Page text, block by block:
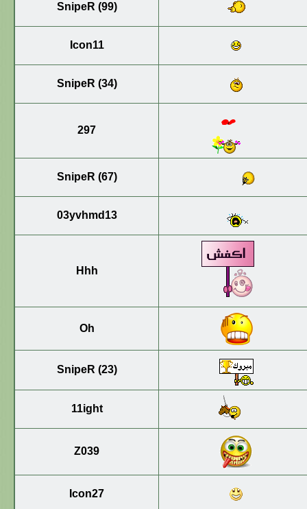
SnipeR (99)
Icon11
SnipeR (34)
297
SnipeR (67)
03yvhmd13
Hhh
Oh
SnipeR (23)
11ight
Z039
Icon27